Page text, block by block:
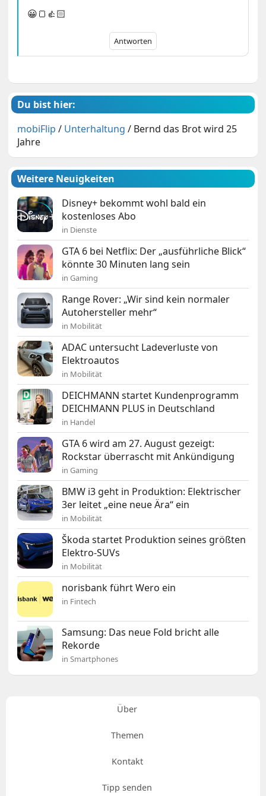
😀🍞👍🏻
Antworten
Du bist hier:
mobiFlip / Unterhaltung / Bernd das Brot wird 25
Jahre
Weitere Neuigkeiten
Disney+ bekommt wohl bald ein
kostenloses Abo
in Dienste
GTA 6 bei Netflix: Der „ausführliche Blick“
könnte 30 Minuten lang sein
in Gaming
Range Rover: „Wir sind kein normaler
Autohersteller mehr“
in Mobilität
ADAC untersucht Ladeverluste von
Elektroautos
in Mobilität
DEICHMANN startet Kundenprogramm
DEICHMANN PLUS in Deutschland
in Handel
GTA 6 wird am 27. August gezeigt:
Rockstar überrascht mit Ankündigung
in Gaming
BMW i3 geht in Produktion: Elektrischer
3er leitet „eine neue Ära“ ein
in Mobilität
Škoda startet Produktion seines größten
Elektro-SUVs
in Mobilität
norisbank führt Wero ein
in Fintech
Samsung: Das neue Fold bricht alle
Rekorde
in Smartphones
Über
Themen
Kontakt
Tipp senden